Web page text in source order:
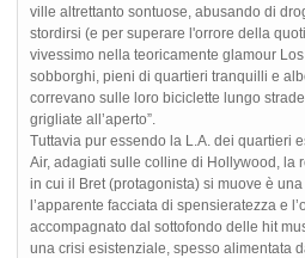
ville altrettanto sontuose, abusando di
stordirsi (e per superare l'orrore della
vivessimo nella teoricamente glamour
sobborghi, pieni di quartieri tranquilli e
correvano sulle loro biciclette lungo
grigliate all’aperto”.
Tuttavia pur essendo la L.A. dei quartieri
Air, adagiati sulle colline di Hollywood, la
in cui il Bret (protagonista) si muove è
l’apparente facciata di spensieratezza e
accompagnato dal sottofondo delle hit
una crisi esistenziale, spesso alimentata